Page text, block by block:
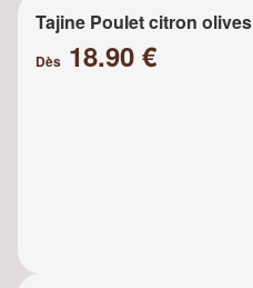
Tajine Poulet citron olives
Dès 18.90 €